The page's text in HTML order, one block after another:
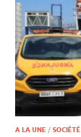
A LA UNE / SOCIÉTÉ